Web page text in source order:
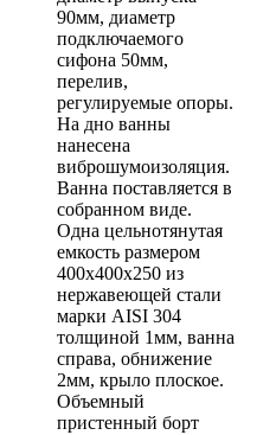
90мм, диаметр
подключаемого
сифона 50мм,
перелив,
регулируемые опоры.
На дно ванны
нанесена
виброшумоизоляция.
Ванна поставляется в
собранном виде.
Одна цельнотянутая
емкость размером
400х400х250 из
нержавеющей стали
марки AISI 304
толщиной 1мм, ванна
справа, обнижение
2мм, крыло плоское.
Объемный
пристенный борт